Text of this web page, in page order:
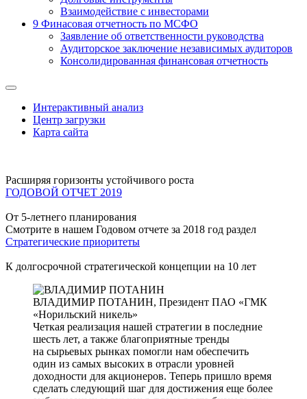
Взаимодействие с инвеcторами
9 Финасовая отчетность по МСФО
Заявление об ответственности руководства
Аудиторское заключение независимых аудиторов
Консолидированная финансовая отчетность
Интерактивный анализ
Центр загрузки
Карта сайта
Расширяя горизонты устойчивого роста
ГОДОВОЙ ОТЧЕТ 2019
От 5-летнего планирования
Смотрите в нашем Годовом отчете за 2018 год раздел
Стратегические приоритеты
К долгосрочной стратегической концепции на 10 лет
ВЛАДИМИР ПОТАНИН, Президент ПАО «ГМК
«Норильский никель»
Четкая реализация нашей стратегии в последние
шесть лет, а также благоприятные тренды
на сырьевых рынках помогли нам обеспечить
один из самых высоких в отрасли уровней
доходности для акционеров. Теперь пришло время
сделать следующий шаг для достижения еще более